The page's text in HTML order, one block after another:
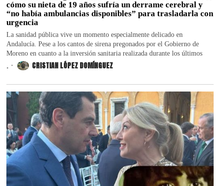
cómo su nieta de 19 años sufría un derrame cerebral y
“no había ambulancias disponibles” para trasladarla con
urgencia
La sanidad pública vive un momento especialmente delicado en
Andalucía. Pese a los cantos de sirena pregonados por el Gobierno de
Moreno en cuanto a la inversión sanitaria realizada durante los últimos
. CRISTIAN LÓPEZ DOMÍNGUEZ